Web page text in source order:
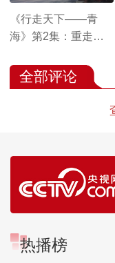
《行走天下——青
海》第2集：重走
全部评论
热播榜